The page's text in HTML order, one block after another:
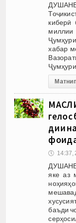
киберӣ
хабар
Матни
диққи
🕔 14:37,
яке аз
баъди